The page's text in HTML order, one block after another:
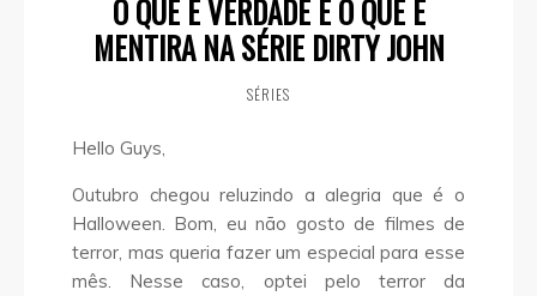
O QUE É VERDADE E O QUE É
MENTIRA NA SÉRIE DIRTY JOHN
SÉRIES
Hello Guys,
Outubro chegou reluzindo a alegria que é o
Halloween. Bom, eu não gosto de filmes de
terror, mas queria fazer um especial para esse
mês. Nesse caso, optei pelo terror da